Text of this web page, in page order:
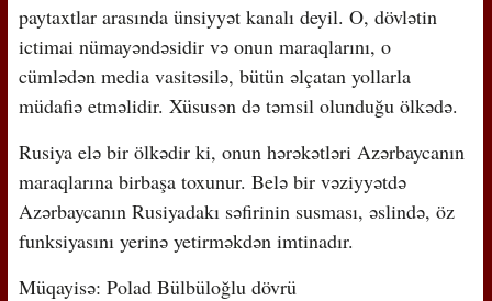
paytaxtlar arasında ünsiyyət kanalı deyil. O, dövlətin
ictimai nümayəndəsidir və onun maraqlarını, o
cümlədən media vasitəsilə, bütün əlçatan yollarla
müdafiə etməlidir. Xüsusən də təmsil olunduğu ölkədə.
Rusiya elə bir ölkədir ki, onun hərəkətləri Azərbaycanın
maraqlarına birbaşa toxunur. Belə bir vəziyyətdə
Azərbaycanın Rusiyadakı səfirinin susması, əslində, öz
funksiyasını yerinə yetirməkdən imtinadır.
Müqayisə: Polad Bülbüloğlu dövrü